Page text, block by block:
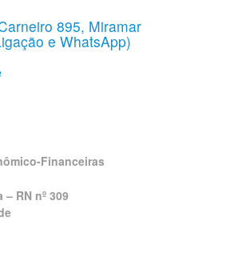
895, Miramar
e WhatsApp)
Financeiras
RN nº 309